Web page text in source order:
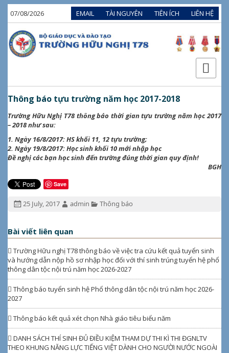
07/08/2026 EMAIL TÀI NGUYÊN TIÊN ÍCH LIÊN HỆ
Thông báo tựu trường năm học 2017-2018
Trường Hữu Nghị T78 thông báo thời gian tựu trường năm học 2017
– 2018 như sau:
1. Ngày 16/8/2017: HS khối 11, 12 tựu trường;
2. Ngày 19/8/2017: Học sinh khối 10 mới nhập học
Đề nghị các bạn học sinh đến trường đúng thời gian quy định!
BGH
Save
Đăng
25 July, 2017
Tác
admin
Chuyên
Thông báo
Bài viết liên quan
Trường Hữu nghị T78 thông báo về việc tra cứu kết quả tuyển sinh
và hướng dẫn nộp hồ sơ nhập học đối với thí sinh trúng tuyển hệ phổ
thông dân tộc nội trú năm học 2026-2027
Thông báo tuyển sinh hệ Phổ thông dân tộc nội trú năm học 2026-
2027
Thông báo kết quả xét chọn Nhà giáo tiêu biểu năm
DANH SÁCH THÍ SINH ĐỦ ĐIỀU KIỆM THAM DỰ THI KÌ THI ĐGNLTV
THEO KHUNG NĂNG LỰC TIẾNG VIỆT DÀNH CHO NGƯỜI NƯỚC NGOÀI